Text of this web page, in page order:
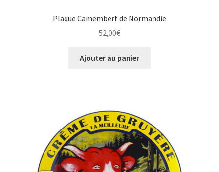
Plaque Camembert de Normandie
52,00€
Ajouter au panier